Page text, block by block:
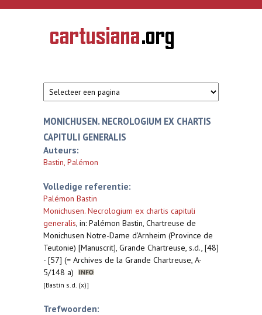
Overslaan en naar de inhoud gaan
CARTUSIANA
Geschiedenis
van de
MONICHUSEN. NECROLOGIUM EX CHARTIS
CAPITULI GENERALIS
Auteurs:
Bastin, Palémon
Volledige referentie:
Palémon Bastin
Monichusen. Necrologium ex chartis capituli
generalis, in: Palémon Bastin, Chartreuse de
Monichusen Notre-Dame d’Arnheim (Province de
Teutonie) [Manuscrit], Grande Chartreuse, s.d., [48]
- [57] (= Archives de la Grande Chartreuse, A-
5/148 a)
[Bastin s.d. (x)]
Trefwoorden: